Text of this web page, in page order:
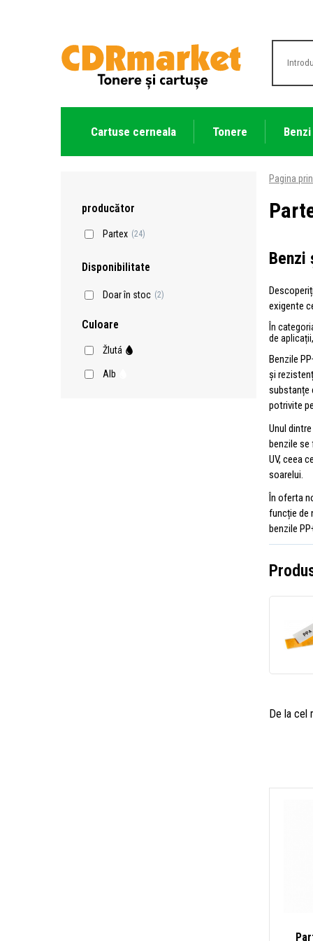
Cartuse cerneala Tonere
producător
Partex (24)
Disponibilitate
Doar în stoc (2)
Culoare
Žlutá
Alb
Pagina
Benzi
exigente
În
de
Benzile
și
substanțe
potrivite
Unul
benzile se
UV, ceea
soarelui.
În oferta
funcție de
benzile
De la cel